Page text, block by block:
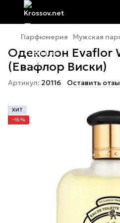
Парфюмерия Мужская
Одеколон Evaflor
(Евафлор Виски)
Артикул: 20116 Оставить
ХИТ
−15%